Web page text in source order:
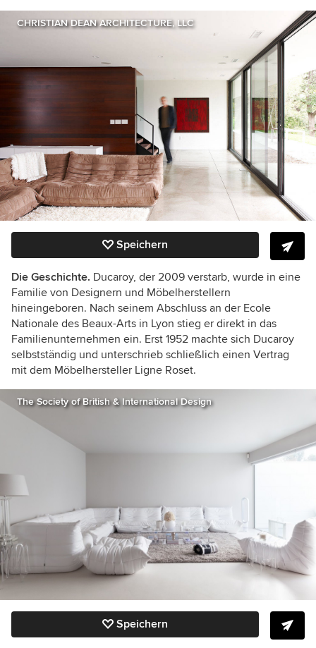
CHRISTIAN DEAN ARCHITECTURE, LLC
Speichern
Die Geschichte. Ducaroy, der 2009 verstarb, wurde in eine
Familie von Designern und Möbelherstellern
hineingeboren. Nach seinem Abschluss an der Ecole
Nationale des Beaux-Arts in Lyon stieg er direkt in das
Familienunternehmen ein. Erst 1952 machte sich Ducaroy
selbstständig und unterschrieb schließlich einen Vertrag
mit dem Möbelhersteller Ligne Roset.
The Society of British & International Design
Speichern